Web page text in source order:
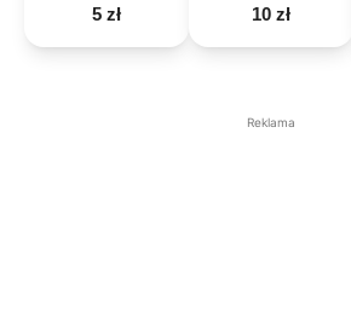
5 zł 10 zł
Reklama